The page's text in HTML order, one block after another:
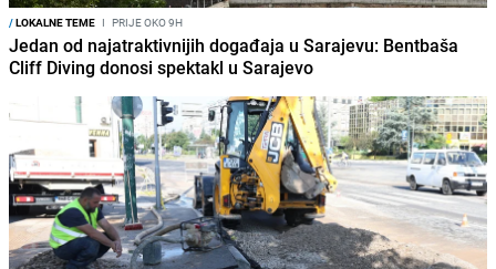
/LOKALNE TEME I PRIJE OKO 9H
Jedan od najatraktivnijih događaja u Sarajevu: Bentbaša
Cliff Diving donosi spektakl u Sarajevo